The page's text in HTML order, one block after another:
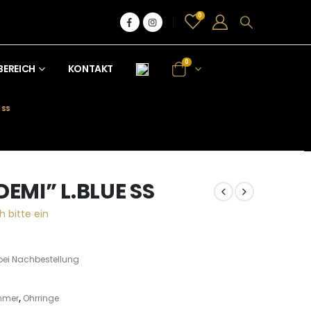
0
KONTAKT
0
L.BLUE SS
bitte ein
Nachbestellung
, Ohrringe